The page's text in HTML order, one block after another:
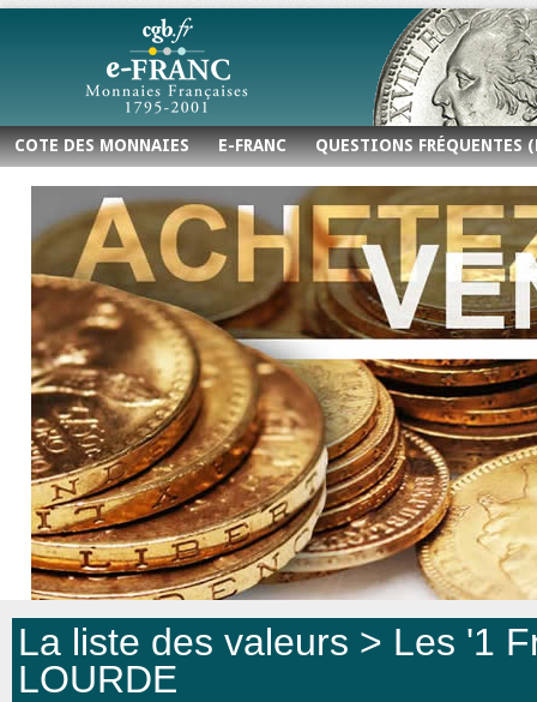
COTE DES MONNAIES E-FRANC QUESTIONS FRÉQUENTES
La liste des valeurs > Les '1
LOURDE